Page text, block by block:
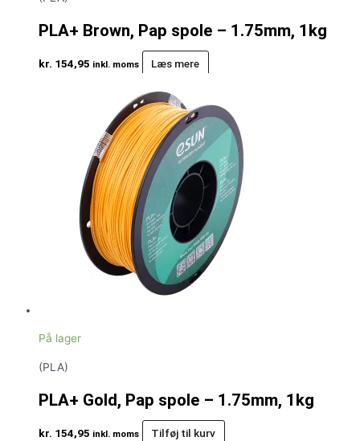
PLA+ Brown, Pap spole – 1.75mm, 1kg
kr. 154,95 inkl. moms Læs mere
På lager
(PLA)
PLA+ Gold, Pap spole – 1.75mm, 1kg
kr. 154,95 inkl. moms Tilføj til kurv